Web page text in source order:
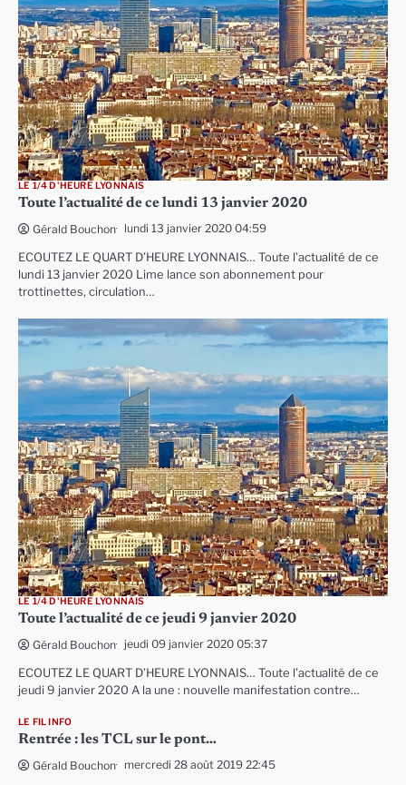
LE 1/4 D'HEURE LYONNAIS
Toute l’actualité de ce lundi 13 janvier 2020
Gérald Bouchon lundi 13 janvier 2020 04:59
ECOUTEZ LE QUART D’HEURE LYONNAIS… Toute l’actualité de ce
lundi 13 janvier 2020 Lime lance son abonnement pour
trottinettes, circulation…
LE 1/4 D'HEURE LYONNAIS
Toute l’actualité de ce jeudi 9 janvier 2020
Gérald Bouchon jeudi 09 janvier 2020 05:37
ECOUTEZ LE QUART D’HEURE LYONNAIS… Toute l’actualité de ce
jeudi 9 janvier 2020 A la une : nouvelle manifestation contre…
LE FIL INFO
Rentrée : les TCL sur le pont…
Gérald Bouchon mercredi 28 août 2019 22:45